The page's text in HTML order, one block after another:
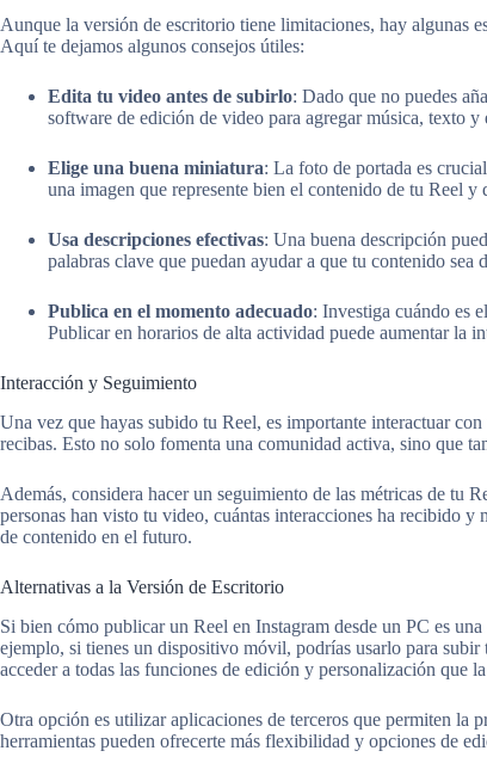
Aunque la versión de escritorio tiene limitaciones, hay algunas
Aquí te dejamos algunos consejos útiles:
Edita tu video antes de subirlo: Dado que no puedes
software de edición de video para agregar música, texto
Elige una buena miniatura: La foto de portada es
una imagen que represente bien el contenido de tu Reel y
Usa descripciones efectivas: Una buena descripción
palabras clave que puedan ayudar a que tu contenido sea
Publica en el momento adecuado: Investiga cuándo es
Publicar en horarios de alta actividad puede aumentar la
Interacción y Seguimiento
Una vez que hayas subido tu Reel, es importante interactuar
recibas. Esto no solo fomenta una comunidad activa, sino que
Además, considera hacer un seguimiento de las métricas de tu
personas han visto tu video, cuántas interacciones ha recibido y
de contenido en el futuro.
Alternativas a la Versión de Escritorio
Si bien cómo publicar un Reel en Instagram desde un PC es
ejemplo, si tienes un dispositivo móvil, podrías usarlo para
acceder a todas las funciones de edición y personalización que
Otra opción es utilizar aplicaciones de terceros que permiten la
herramientas pueden ofrecerte más flexibilidad y opciones de